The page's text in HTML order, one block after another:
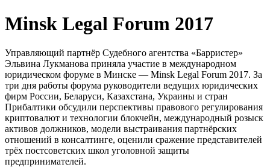
Minsk Legal Forum 2017
Управляющий партнёр Судебного агентства «Барристер»
Эльвина Лукманова приняла участие в международном
юридическом форуме в Минске — Minsk Legal Forum 2017. За
три дня работы форума руководители ведущих юридических
фирм России, Беларуси, Казахстана, Украины и стран
Прибалтики обсудили перспективы правового регулирования
криптовалют и технологии блокчейн, международный розыск
активов должников, модели выстраивания партнёрских
отношений в консалтинге, оценили сражение представителей
трёх постсоветских школ уголовной защиты
предпринимателей.